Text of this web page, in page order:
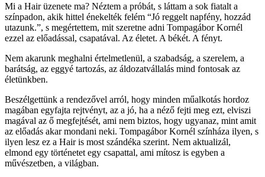
Mi a Hair üzenete ma? Néztem a próbát, s láttam a sok fiatalt a
színpadon, akik hittel énekelték felém “Jó reggelt napfény, hozzád
utazunk.”, s megértettem, mit szeretne adni Tompagábor Kornél
ezzel az előadással, csapatával. Az életet. A békét. A fényt.
Nem akarunk meghalni értelmetlenül, a szabadság, a szerelem, a
barátság, az eggyé tartozás, az áldozatvállalás mind fontosak az
életünkben.
Beszélgettünk a rendezővel arról, hogy minden műalkotás hordoz
magában egyfajta rejtvényt, az a jó, ha a néző fejti meg ezt, elviszi
magával az ő megfejtését, ami nem biztos, hogy ugyanaz, mint amit
az előadás akar mondani neki. Tompagábor Kornél színháza ilyen, s
ilyen lesz ez a Hair is most szándéka szerint. Nem aktualizál,
elmond egy történetet egy csapattal, ami mítosz is egyben a
művészetben, a világban.